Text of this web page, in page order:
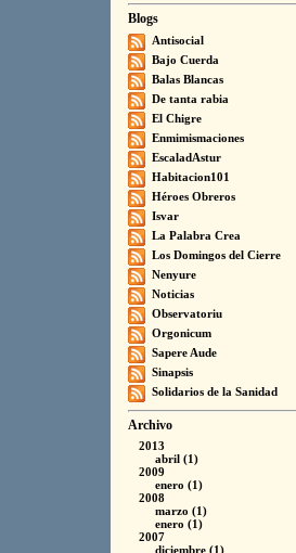
Blogs
Antisocial
Bajo Cuerda
Balas Blancas
De tanta rabia
El Chigre
Enmimismaciones
EscaladAstur
Habitacion101
Héroes Obreros
Isvar
La Palabra Crea
Los Domingos del Cierre
Nenyure
Noticias
Observatoriu
Orgonicum
Sapere Aude
Sinapsis
Solidarios de la Sanidad
Archivo
2013
abril (1)
2009
enero (1)
2008
marzo (1)
enero (1)
2007
diciembre (1)